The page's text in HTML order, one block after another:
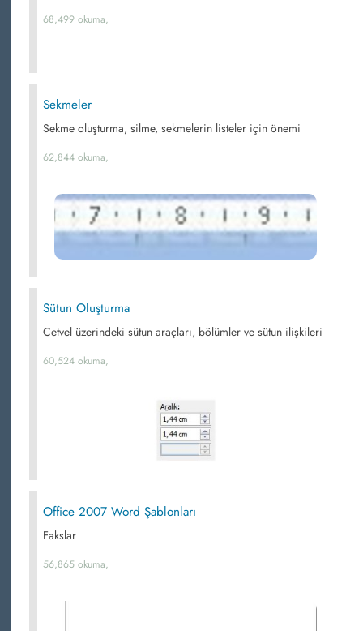
68,499 okuma,
Sekmeler
Sekme oluşturma, silme, sekmelerin listeler için önemi
62,844 okuma,
Sütun Oluşturma
Cetvel üzerindeki sütun araçları, bölümler ve sütun ilişkileri
60,524 okuma,
Office 2007 Word Şablonları
Fakslar
56,865 okuma,